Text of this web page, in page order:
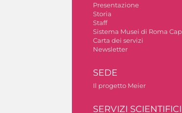
Presentazione
Storia
Staff
Sistema Musei di Roma
Carta dei servizi
Newsletter
SEDE
Il progetto Meier
SERVIZI SCIENTIFICI